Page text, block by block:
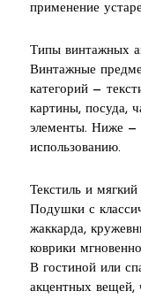
применение
Типы винтажных
Винтажные
категорий —
картины, посуда,
элементы. Ниже —
использованию.
Текстиль и мягкий
Подушки с
жаккарда,
коврики
В гостиной или
акцентных вещей,